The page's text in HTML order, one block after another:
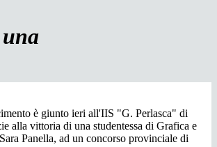
è giunto ieri all'IIS "G. Perlasca" di
alla vittoria di una studentessa di Grafica e
Panella, ad un concorso provinciale di